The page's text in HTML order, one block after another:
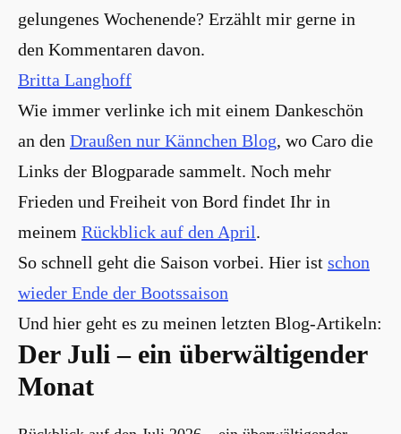
gelungenes Wochenende? Erzählt mir gerne in
den Kommentaren davon.
Britta Langhoff
Wie immer verlinke ich mit einem Dankeschön
an den Draußen nur Kännchen Blog, wo Caro die
Links der Blogparade sammelt. Noch mehr
Frieden und Freiheit von Bord findet Ihr in
meinem Rückblick auf den April.
So schnell geht die Saison vorbei. Hier ist schon
wieder Ende der Bootssaison
Und hier geht es zu meinen letzten Blog-Artikeln:
Der Juli – ein überwältigender
Monat